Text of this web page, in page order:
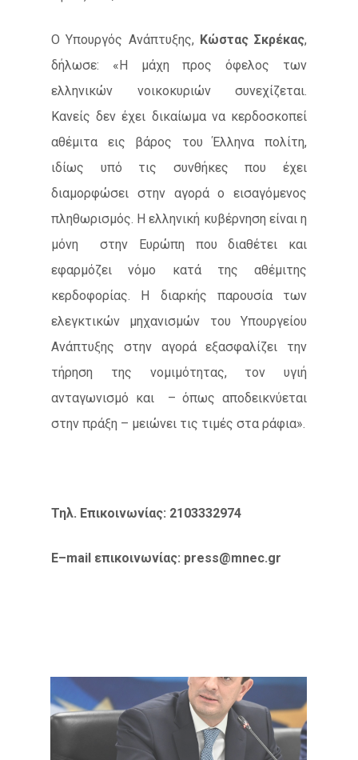
Ο Υπουργός Ανάπτυξης, Κώστας Σκρέκας,
δήλωσε: «Η μάχη προς όφελος των
ελληνικών νοικοκυριών συνεχίζεται.
Κανείς δεν έχει δικαίωμα να κερδοσκοπεί
αθέμιτα εις βάρος του Έλληνα πολίτη,
ιδίως υπό τις συνθήκες που έχει
διαμορφώσει στην αγορά ο εισαγόμενος
πληθωρισμός. Η ελληνική κυβέρνηση είναι η
μόνη στην Ευρώπη που διαθέτει και
εφαρμόζει νόμο κατά της αθέμιτης
κερδοφορίας. Η διαρκής παρουσία των
ελεγκτικών μηχανισμών του Υπουργείου
Ανάπτυξης στην αγορά εξασφαλίζει την
τήρηση της νομιμότητας, τον υγιή
ανταγωνισμό και – όπως αποδεικνύεται
στην πράξη – μειώνει τις τιμές στα ράφια».
Τηλ. Επικοινωνίας: 2103332974
E–mail επικοινωνίας: press@mnec.gr